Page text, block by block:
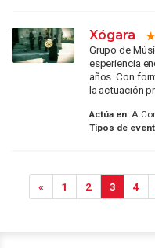
Xógara
Grupo de
esperiencia
años. Con
la actuación
Actúa en:A
Tipos de
« 1 2 3 4